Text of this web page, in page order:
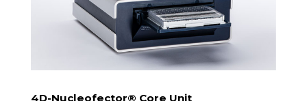
4D-Nucleofector® Core Unit